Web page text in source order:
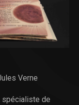
Verne
spécialiste de